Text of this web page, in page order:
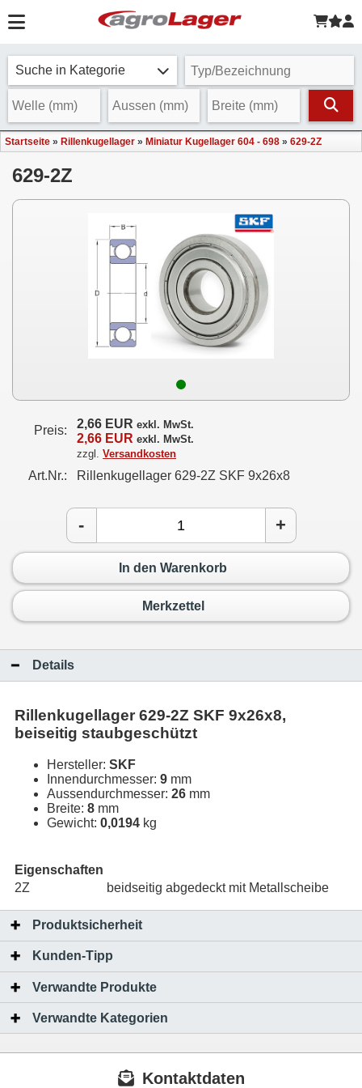
Suche in Kategorie
Startseite » Rillenkugellager » Miniatur Kugellager 604 - 698 » 629-2Z
629-2Z
Preis: 2,66 EUR exkl. MwSt.
2,66 EUR exkl. MwSt.
zzgl. Versandkosten
Art.Nr.: Rillenkugellager 629-2Z SKF 9x26x8
- +
In den Warenkorb
Merkzettel
Details
Rillenkugellager 629-2Z SKF 9x26x8,
beiseitig staubgeschützt
Hersteller: SKF
Innendurchmesser: 9 mm
Aussendurchmesser: 26 mm
Breite: 8 mm
Gewicht: 0,0194 kg
Eigenschaften
2Z
beidseitig abgedeckt mit Metallscheibe
Produktsicherheit
Kunden-Tipp
Verwandte Produkte
Verwandte Kategorien
Kontaktdaten